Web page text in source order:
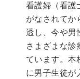
看護婦（看護
がなされてか
透し、今や男
さまざまな診
ています。本
に男子生徒が